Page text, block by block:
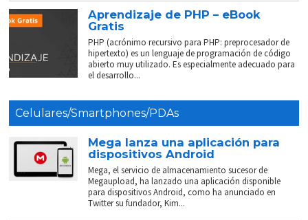
Aprendizaje de PHP – eBook
Gratis
PHP (acrónimo recursivo para PHP: preprocesador de
hipertexto) es un lenguaje de programación de código
abierto muy utilizado. Es especialmente adecuado para
el desarrollo...
Celulares/Smartphones/PDAs
Mega lanza una aplicación para
dispositivos Android
Mega, el servicio de almacenamiento sucesor de
Megaupload, ha lanzado una aplicación disponible
para dispositivos Android, como ha anunciado en
Twitter su fundador, Kim...